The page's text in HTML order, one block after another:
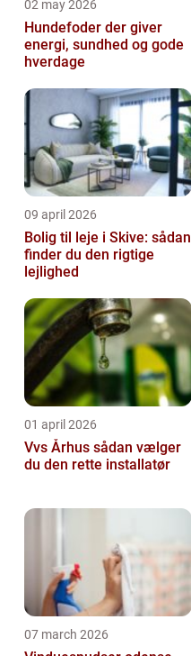
02 may 2026
Hundefoder der giver
energi, sundhed og gode
hverdage
09 april 2026
Bolig til leje i Skive: sådan
finder du den rigtige
lejlighed
01 april 2026
Vvs Århus sådan vælger
du den rette installatør
07 march 2026